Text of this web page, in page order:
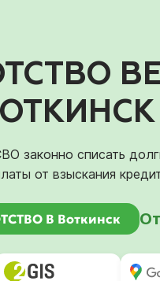
законно списать
от взыскания
В Воткинск